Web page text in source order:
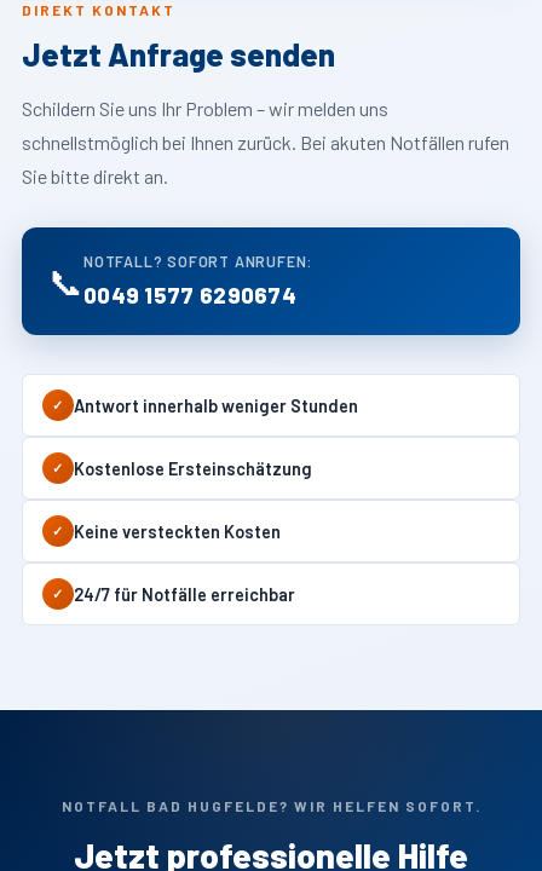
DIREKT KONTAKT
Jetzt Anfrage senden
Schildern Sie uns Ihr Problem – wir melden uns
schnellstmöglich bei Ihnen zurück. Bei akuten Notfällen rufen
Sie bitte direkt an.
📞 NOTFALL? SOFORT ANRUFEN:
0049 1577 6290674
✓ Antwort innerhalb weniger Stunden
✓ Kostenlose Ersteinschätzung
✓ Keine versteckten Kosten
✓ 24/7 für Notfälle erreichbar
NOTFALL BAD HUGFELDE? WIR HELFEN SOFORT.
Jetzt professionelle Hilfe